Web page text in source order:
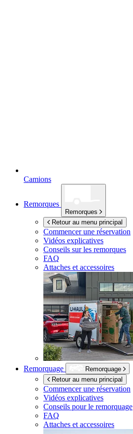
Camions
Remorques
Remorques
Retour au menu principal
Commencer une réservation
Vidéos explicatives
Conseils sur les remorques
FAQ
Attaches et accessoires
Remorquage
Remorquage
Retour au menu principal
Commencer une réservation
Vidéos explicatives
Conseils pour le remorquage
FAQ
Attaches et accessoires